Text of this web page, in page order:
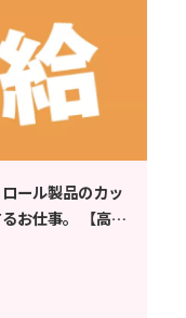
ール製品のカッ
。 【高時
らくらく♪ 未経